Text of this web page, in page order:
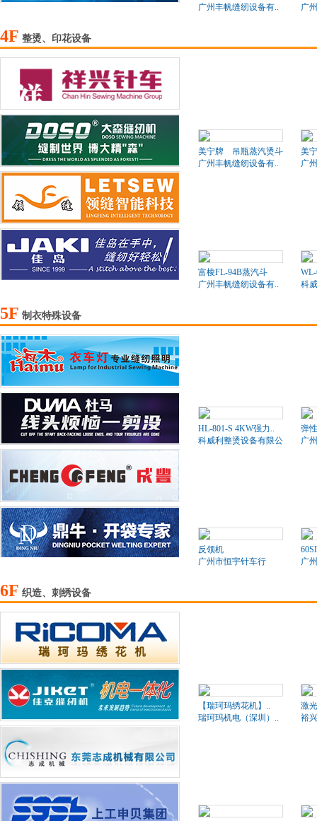
广州丰帆缝纫设备有.. 广
4F 整烫、印花设备
美宁牌 吊瓶蒸汽烫斗
广州丰帆缝纫设备有..
美
广
富棱FL-94B蒸汽斗
广州丰帆缝纫设备有..
科
5F 制衣特殊设备
HL-801-S 4KW强力..
科威利整烫设备有限公司
弹
广
反领机
广州市恒宇针车行
广
6F 织造、刺绣设备
【瑞珂玛绣花机】..
瑞珂玛机电（深圳）..
激
裕